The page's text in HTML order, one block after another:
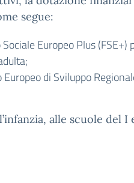
segue:
Europeo Plus
di Sviluppo
alle scuole del